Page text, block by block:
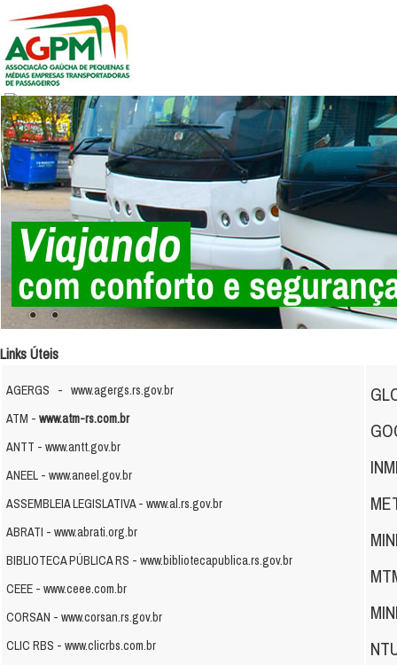
Links Úteis
AGERGS - www.agergs.rs.gov.br
ATM - www.atm-rs.com.br
ANTT - www.antt.gov.br
ANEEL - www.aneel.gov.br
ASSEMBLEIA LEGISLATIVA - www.al.rs.gov.br
ABRATI - www.abrati.org.br
BIBLIOTECA PÚBLICA RS - www.bibliotecapublica.rs.gov.br
CEEE - www.ceee.com.br
CORSAN - www.corsan.rs.gov.br
CLIC RBS - www.clicrbs.com.br